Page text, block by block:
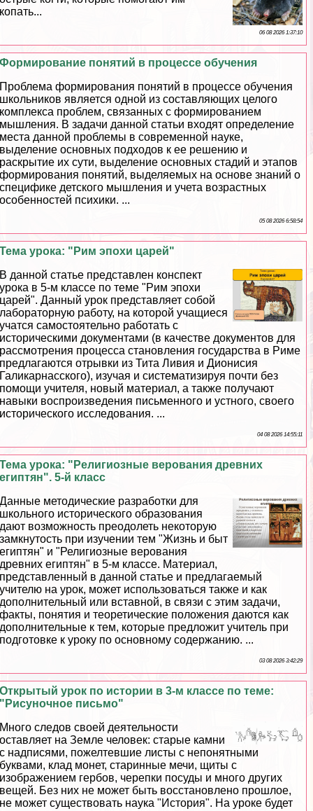
копать...
06 08 2026 1:37:10
Формирование понятий в процессе обучения
Проблема формирования понятий в процессе обучения
школьников является одной из составляющих целого
комплекса проблем, связанных с формированием
мышления. В задачи данной статьи входят определение
места данной проблемы в современной науке,
выделение основных подходов к ее решению и
раскрытие их сути, выделение основных стадий и этапов
формирования понятий, выделяемых на основе знаний о
специфике детского мышления и учета возрастных
особенностей психики. ...
05 08 2026 6:58:54
Тема урока: "Рим эпохи царей"
В данной статье представлен конспект
урока в 5-м классе по теме "Рим эпохи
царей". Данный урок представляет собой
лабораторную работу, на которой учащиеся
учатся самостоятельно работать с
историческими документами (в качестве документов для
рассмотрения процесса становления государства в Риме
предлагаются отрывки из Тита Ливия и Дионисия
Галикарнасского), изучая и систематизируя почти без
помощи учителя, новый материал, а также получают
навыки воспроизведения письменного и устного, своего
исторического исследования. ...
04 08 2026 14:55:11
Тема урока: "Религиозные верования древних
египтян". 5-й класс
Данные методические разработки для
школьного исторического образования
дают возможность преодолеть некоторую
замкнутость при изучении тем "Жизнь и быт
египтян" и "Религиозные верования
древних египтян" в 5-м классе. Материал,
представленный в данной статье и предлагаемый
учителю на урок, может использоваться также и как
дополнительный или вставной, в связи с этим задачи,
факты, понятия и теоретические положения даются как
дополнительные к тем, которые предложит учитель при
подготовке к уроку по основному содержанию. ...
03 08 2026 3:42:29
Открытый урок по истории в 3-м классе по теме:
"Рисуночное письмо"
Много следов своей деятельности
оставляет на Земле человек: старые камни
с надписями, пожелтевшие листы с непонятными
буквами, клад монет, старинные мечи, щиты с
изображением гербов, черепки посуды и много других
вещей. Без них не может быть восстановлено прошлое,
не может существовать наука "История". На уроке будет